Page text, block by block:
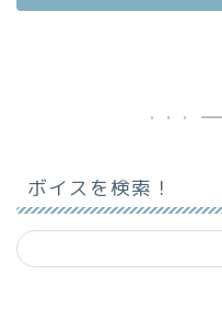
ボイスを検索！